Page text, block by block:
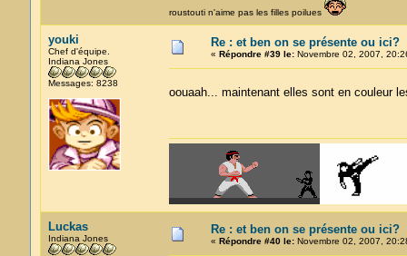
roustouti n'aime pas les filles poilues
youki
Chef d'équipe.
Indiana Jones
Messages: 8238
Re : et ben on se présente ou ici?
« Répondre #39 le:Novembre 02, 2007,
oouaah... maintenant elles sont en couleur
Luckas
Indiana Jones
Re : et ben on se présente ou ici?
« Répondre #40 le:Novembre 02, 2007,